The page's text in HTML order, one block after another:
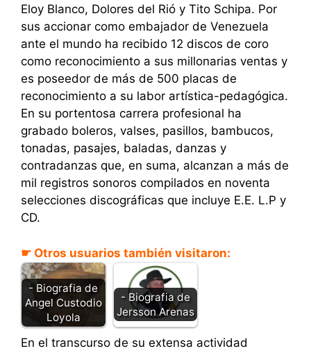
Eloy Blanco, Dolores del Rió y Tito Schipa. Por
sus accionar como embajador de Venezuela
ante el mundo ha recibido 12 discos de coro
como reconocimiento a sus millonarias ventas y
es poseedor de más de 500 placas de
reconocimiento a su labor artística-pedagógica.
En su portentosa carrera profesional ha
grabado boleros, valses, pasillos, bambucos,
tonadas, pasajes, baladas, danzas y
contradanzas que, en suma, alcanzan a más de
mil registros sonoros compilados en noventa
selecciones discográficas que incluye E.E. L.P y
CD.
☛ Otros usuarios también visitaron:
- Biografia de
Angel Custodio
Loyola
- Biografia de
Jersson Arenas
En el transcurso de su extensa actividad